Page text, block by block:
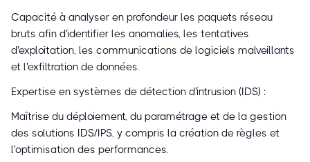
Capacité à analyser en profondeur les paquets réseau
bruts afin d'identifier les anomalies, les tentatives
d'exploitation, les communications de logiciels malveillants
et l'exfiltration de données.
Expertise en systèmes de détection d'intrusion (IDS) :
Maîtrise du déploiement, du paramétrage et de la gestion
des solutions IDS/IPS, y compris la création de règles et
l'optimisation des performances.